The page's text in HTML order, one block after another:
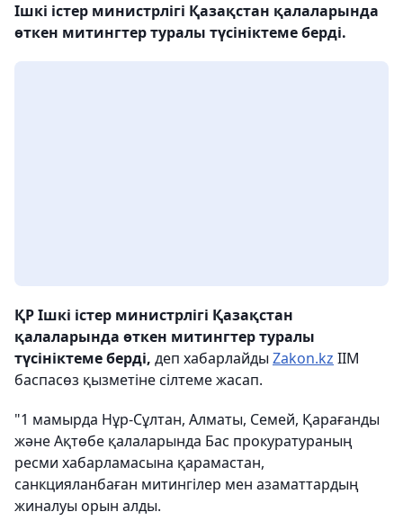
Ішкі істер министрлігі Қазақстан қалаларында
өткен митингтер туралы түсініктеме берді.
ҚР Ішкі істер министрлігі Қазақстан
қалаларында өткен митингтер туралы
түсініктеме берді, деп хабарлайды Zakon.kz ІІМ
баспасөз қызметіне сілтеме жасап.
"1 мамырда Нұр-Сұлтан, Алматы, Семей, Қарағанды
және Ақтөбе қалаларында Бас прокуратураның
ресми хабарламасына қарамастан,
санкцияланбаған митингілер мен азаматтардың
жиналуы орын алды.